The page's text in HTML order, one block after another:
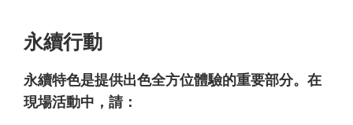
永續行動
永續特色是提供出色全方位體驗的重要部分。在
現場活動中，請：